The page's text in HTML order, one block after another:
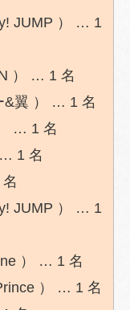
JUMP ） … 1
） … 1 名
&翼 ） … 1 名
… 1 名
1 名
JUMP ） … 1
） … 1 名
） … 1 名